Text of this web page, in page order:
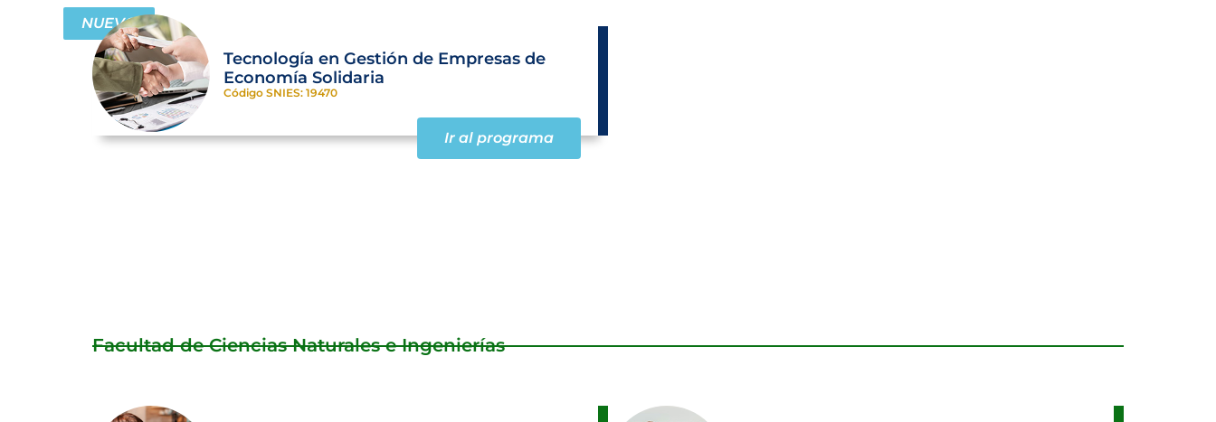
NUEVO
Tecnología en Gestión de Empresas de
Economía Solidaria
Código SNIES: 19470
Ir al programa
Facultad de Ciencias Naturales e Ingenierías